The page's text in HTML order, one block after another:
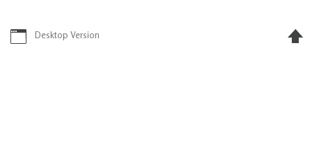
Desktop Version